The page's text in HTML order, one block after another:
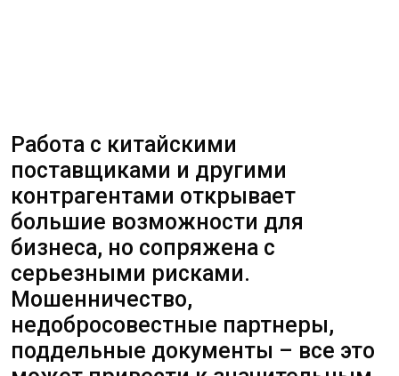
Наша услуга проверки китайских
контрагентов позволяет минимизировать
эти риски и принимать взвешенные
решения. Мы используем официальные
источники данных и местные экспертные
сети, чтобы предоставить актуальную и
достоверную информацию о
потенциальных партнерах в Китае.
недобросовестные партнеры,
поддельные документы – все это
может привести к значительным
финансовым потерям.